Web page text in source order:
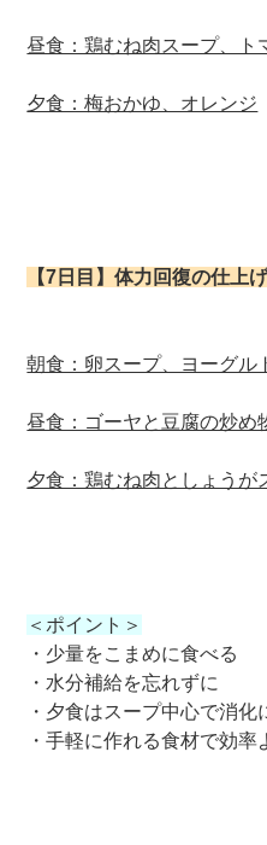
昼食：鶏むね肉スープ、ト
夕食：梅おかゆ、オレンジ
【7日目】体力回復の仕上
朝食：卵スープ、ヨーグル
昼食：ゴーヤと豆腐の炒め
夕食：鶏むね肉としょうが
＜ポイント＞
・少量をこまめに食べる
・水分補給を忘れずに
・夕食はスープ中心で消化
・手軽に作れる食材で効率